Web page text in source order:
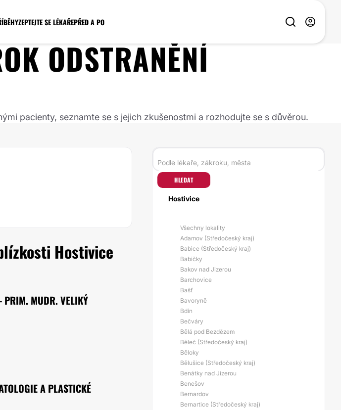
ZEPTEJTE SE LÉKAŘEPŘED A PO
ODSTRANĚNÍ
pacienty, seznamte se s jejich zkušenostmi a rozhodujte se s důvěrou.
Hostivice
PRIM. MUDR. VELIKÝ
A PLASTICKÉ
HLEDAT
Hostivice
Všechny lokality
Adamov (Středočeský kraj)
Babice (Středočeský kraj)
Babičky
Bakov nad Jizerou
Barchovice
Bašť
Bavoryně
Bdín
Bečváry
Bělá pod Bezdězem
Běleč (Středočeský kraj)
Běloky
Bělušice (Středočeský kraj)
Benátky nad Jizerou
Benešov
Bernardov
Bernartice (Středočeský kraj)